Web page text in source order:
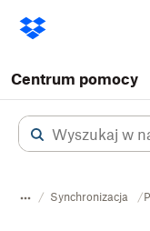
Centrum pomocy
Synchronizacja